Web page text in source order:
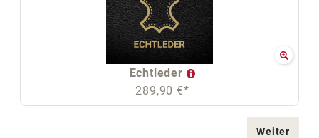
Echtleder
289,90 €*
Weiter